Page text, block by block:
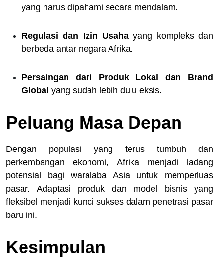
yang harus dipahami secara mendalam.
Regulasi dan Izin Usaha yang kompleks dan
berbeda antar negara Afrika.
Persaingan dari Produk Lokal dan Brand
Global yang sudah lebih dulu eksis.
Peluang Masa Depan
Dengan populasi yang terus tumbuh dan
perkembangan ekonomi, Afrika menjadi ladang
potensial bagi waralaba Asia untuk memperluas
pasar. Adaptasi produk dan model bisnis yang
fleksibel menjadi kunci sukses dalam penetrasi pasar
baru ini.
Kesimpulan